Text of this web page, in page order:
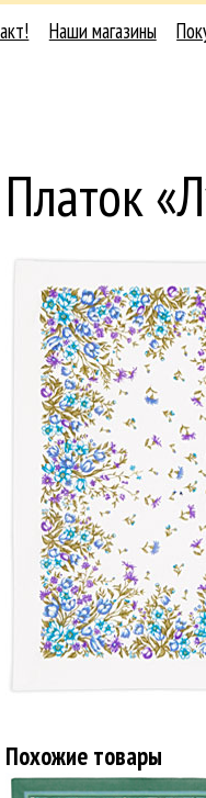
Наши магазины
Платок
Похожие товары